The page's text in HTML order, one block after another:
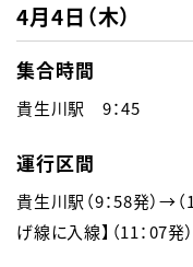
4月4日（木）
集合時間
貴生川駅　9：45
運行区間
貴生川駅（9：58発）→
げ線に入線】（11：07発